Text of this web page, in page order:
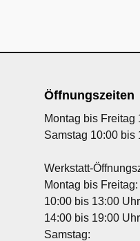
Öffnungszeiten
Montag bis Freitag
Samstag 10:00 bis
Werkstatt-
Montag bis Freitag:
10:00 bis 13:00 Uhr
14:00 bis 19:00 Uhr
Samstag: